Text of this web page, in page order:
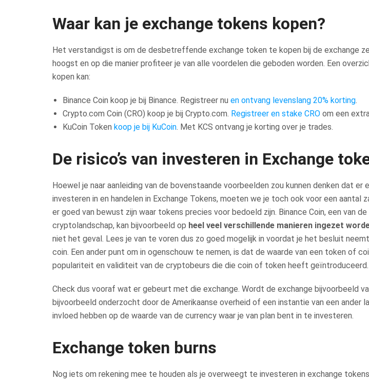
Waar kan je exchange tokens kopen?
Het verstandigst is om de desbetreffende exchange token te kopen bij de exchange
hoogst en op die manier profiteer je van alle voordelen die geboden worden. Een
kopen kan:
Binance Coin koop je bij Binance. Registreer nu en ontvang levenslang 20% korting.
Crypto.com Coin (CRO) koop je bij Crypto.com. Registreer en stake CRO om een
KuCoin Token koop je bij KuCoin. Met KCS ontvang je korting over je trades.
De risico’s van investeren in Exchange
Hoewel je naar aanleiding van de bovenstaande voorbeelden zou kunnen denken dat er
investeren in en handelen in Exchange Tokens, moeten we je toch ook voor een aantal
er goed van bewust zijn waar tokens precies voor bedoeld zijn. Binance Coin, een van
cryptolandschap, kan bijvoorbeeld op heel veel verschillende manieren ingezet
niet het geval. Lees je van te voren dus zo goed mogelijk in voordat je het besluit
coin. Een ander punt om in ogenschouw te nemen, is dat de waarde van een token of
populariteit en validiteit van de cryptobeurs die die coin of token heeft geïntroduceerd.
Check dus vooraf wat er gebeurt met die exchange. Wordt de exchange bijvoorbeeld
bijvoorbeeld onderzocht door de Amerikaanse overheid of een instantie van een ander
invloed hebben op de waarde van de currency waar je van plan bent in te investeren.
Exchange token burns
Nog iets om rekening mee te houden als je overweegt te investeren in exchange